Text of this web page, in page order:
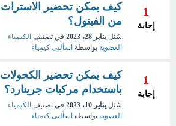
1
إجابة
كيف يمكن تحضير الاسترات
من الفينول؟
سُئل يناير 28، 2023 في تصنيف الكيمياء
العضوية بواسطة اسألنى كيمياء
1
إجابة
كيف يمكن تحضير الكحولات
باستخدام مركبات جرينارد؟
سُئل يناير 10، 2023 في تصنيف الكيمياء
العضوية بواسطة اسألنى كيمياء